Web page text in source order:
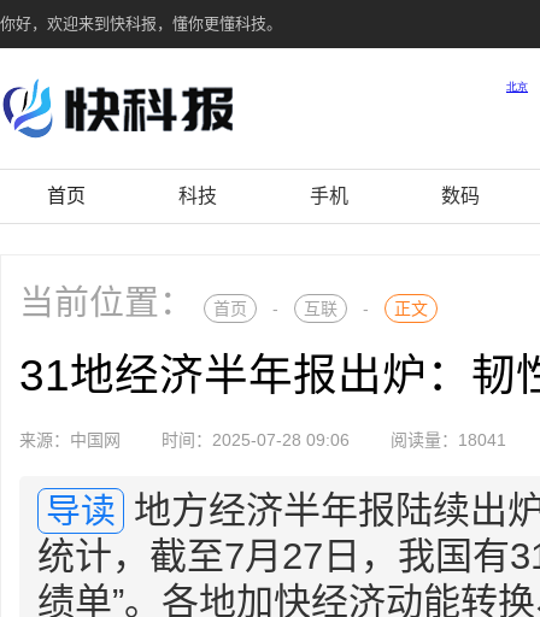
你好，欢迎来到快科报，懂你更懂科技。
首页 科技 手机 数码
当前位置： 首页 - 互联 - 正文
31地经济半年报出炉：韧
来源：中国网 时间：2025-07-28 09:06 阅读量：18041
导读 地方经济半年报陆续出
统计，截至7月27日，我国有
绩单”。各地加快经济动能转